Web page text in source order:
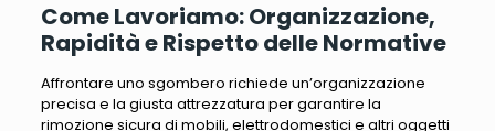
Come Lavoriamo: Organizzazione,
Rapidità e Rispetto delle Normative
Affrontare uno sgombero richiede un’organizzazione
precisa e la giusta attrezzatura per garantire la
rimozione sicura di mobili, elettrodomestici e altri oggetti